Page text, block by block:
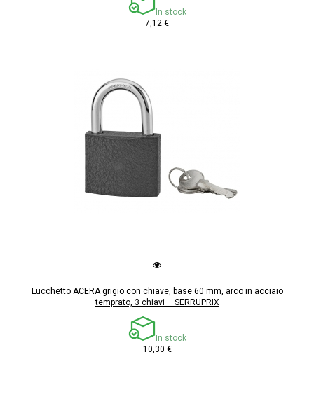
In stock
7,12 €
Lucchetto ACERA grigio con chiave, base 60 mm, arco in acciaio
temprato, 3 chiavi – SERRUPRIX
In stock
10,30 €